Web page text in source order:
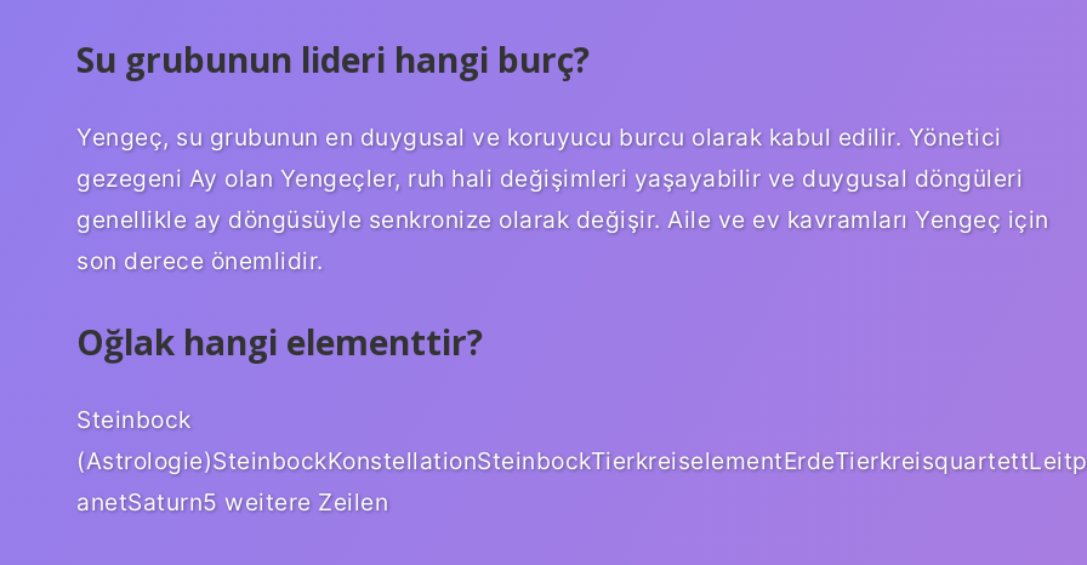
Su grubunun lideri hangi burç?
Yengeç, su grubunun en duygusal ve koruyucu burcu olarak kabul edilir. Yönetici
gezegeni Ay olan Yengeçler, ruh hali değişimleri yaşayabilir ve duygusal döngüleri
genellikle ay döngüsüyle senkronize olarak değişir. Aile ve ev kavramları Yengeç için
son derece önemlidir.
Oğlak hangi elementtir?
Steinbock
anetSaturn5 weitere Zeilen